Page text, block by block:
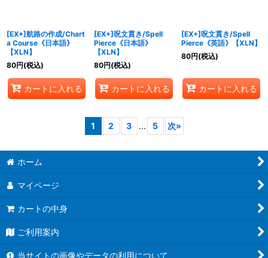
[EX+]航路の作成/Chart
a Course《日本語》
【XLN】
80円(税込)
カートに入れる
[EX+]呪文貫き/Spell
Pierce《日本語》
【XLN】
80円(税込)
カートに入れる
[EX+]呪文貫き/Spell
Pierce《英語》【XLN】
80円(税込)
カートに入れる
1 2 3 ... 5 次»
ホーム
マイページ
カートの中身
ご利用案内
当サイトの画像やデータの利用について